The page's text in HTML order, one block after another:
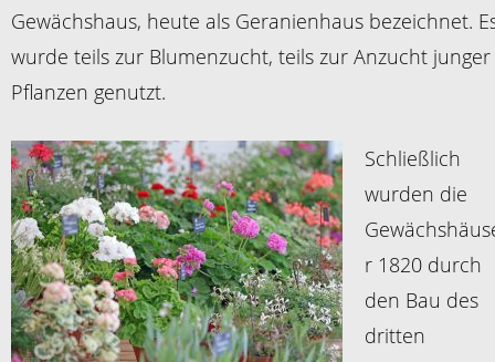
Gewächshaus, heute als Geranienhaus bezeichnet.
wurde teils zur Blumenzucht, teils zur Anzucht junger
Pflanzen genutzt.
Schließlich
wurden die
r 1820 durch
den Bau des
dritten